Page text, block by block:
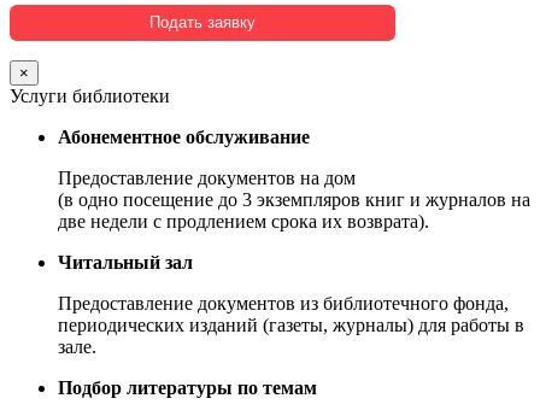
×
Услуги библиотеки
Абонементное обслуживание
Предоставление документов на дом
(в одно посещение до 3 экземпляров книг и журналов на
две недели с продлением срока их возврата).
Читальный зал
Предоставление документов из библиотечного фонда,
периодических изданий (газеты, журналы) для работы в
зале.
Подбор литературы по темам